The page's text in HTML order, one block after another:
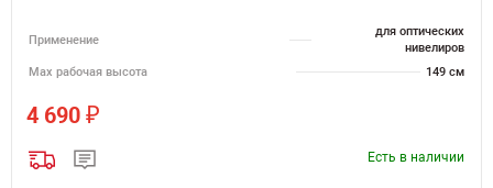
Применение
для оптических
нивелиров
Мах рабочая высота
149 см
4 690 ₽
Есть в наличии